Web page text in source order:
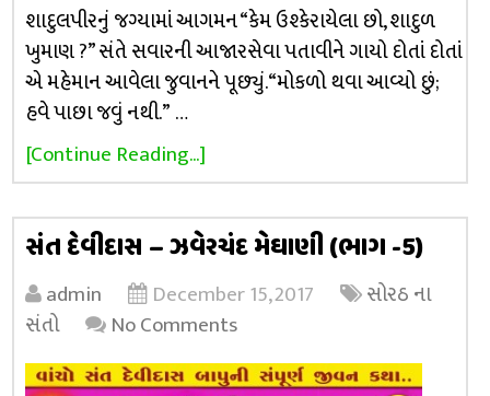
શાદુલપીરનું જગ્યામાં આગમન “કેમ ઉશ્કેરાયેલા છો, શાદુળ
ખુમાણ ?” સંતે સવારની આજારસેવા પતાવીને ગાયો દોતાં દોતાં
એ મહેમાન આવેલા જુવાનને પૂછ્યું. “મોકળો થવા આવ્યો છું;
હવે પાછા જવું નથી.” …
[Continue Reading...]
સંત દેવીદાસ – ઝવેરચંદ મેઘાણી (ભાગ -5)
admin December 15, 2017
સોરઠ ના
સંતો
No Comments